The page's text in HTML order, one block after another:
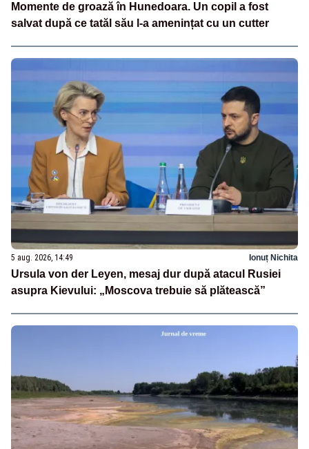
Momente de groază în Hunedoara. Un copil a fost
salvat după ce tatăl său l-a amenințat cu un cutter
5 aug. 2026, 14:49 Ionuț Nichita
Ursula von der Leyen, mesaj dur după atacul Rusiei
asupra Kievului: „Moscova trebuie să plătească”